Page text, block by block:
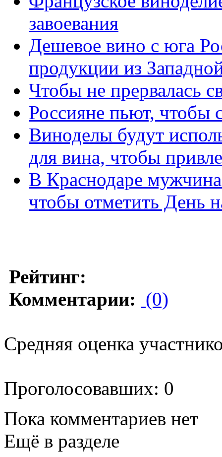
завоевания
Дешевое вино с юга
продукции из
Чтобы не прервалась
Россияне пьют, чтобы
Виноделы будут
для вина, чтобы
В Краснодаре мужчина
чтобы отметить День
Рейтинг:
Комментарии: (0)
Средняя оценка
Проголосовавших: 0
Пока комментариев нет
Ещё в разделе